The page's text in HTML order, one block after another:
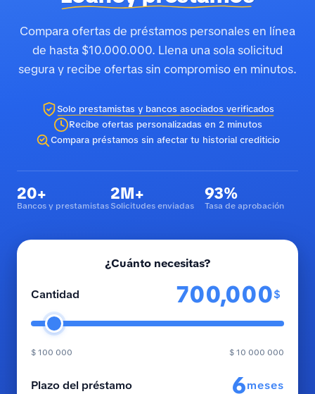
Compara ofertas de préstamos personales en línea
de hasta $10.000.000. Llena una sola solicitud
segura y recibe ofertas sin compromiso en minutos.
Solo prestamistas y bancos asociados verificados
Recibe ofertas personalizadas en 2 minutos
Compara préstamos sin afectar tu historial crediticio
20+
Bancos y prestamistas
2M+
Solicitudes enviadas
93%
Tasa de aprobación
¿Cuánto necesitas?
Cantidad $
$ 100 000 $ 10 000 000
Plazo del préstamo meses